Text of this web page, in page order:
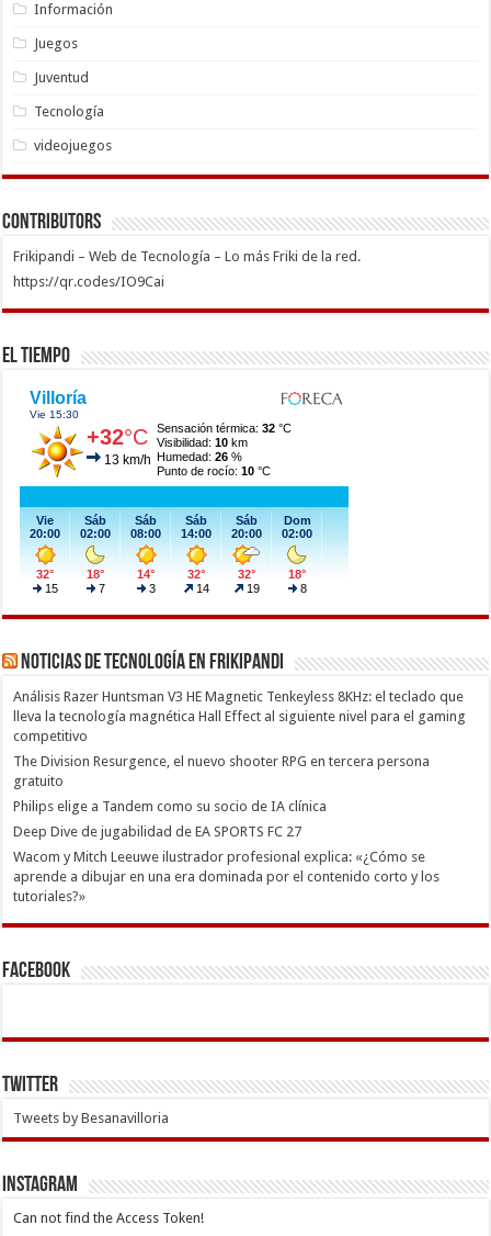
Información
Juegos
Juventud
Tecnología
videojuegos
Contributors
Frikipandi – Web de Tecnología – Lo más Friki de la red.
https://qr.codes/IO9Cai
El Tiempo
Noticias de Tecnología en Frikipandi
Análisis Razer Huntsman V3 HE Magnetic Tenkeyless 8KHz: el teclado que
lleva la tecnología magnética Hall Effect al siguiente nivel para el gaming
competitivo
The Division Resurgence, el nuevo shooter RPG en tercera persona
gratuito
Philips elige a Tandem como su socio de IA clínica
Deep Dive de jugabilidad de EA SPORTS FC 27
Wacom y Mitch Leeuwe ilustrador profesional explica: «¿Cómo se
aprende a dibujar en una era dominada por el contenido corto y los
tutoriales?»
Facebook
Twitter
Tweets by Besanavilloria
INSTAGRAM
Can not find the Access Token!